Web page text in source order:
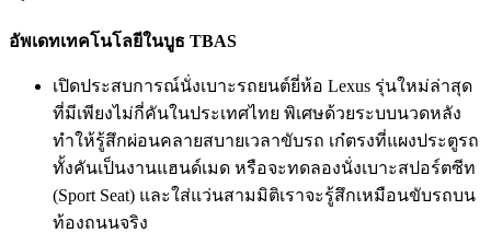
อัพเดทเทคโนโลยีในบูธ TBAS
เปิดประสบการณ์นั่งเบาะรถยนต์ยี่ห้อ Lexus รุ่นใหม่ล่าสุด
ที่มีเพียงไม่กี่คันในประเทศไทย พิเศษด้วยระบบนวดหลัง
ทำให้รู้สึกผ่อนคลายสบายเวลาขับรถ เก๋ตรงที่แผงประตูรถ
ทั้งคันเป็นงานแฮนด์เมด หรือจะทดลองนั่งเบาะสปอร์ตซีท
(Sport Seat) และใส่แว่นสามมิติเราจะรู้สึกเหมือนขับรถบน
ท้องถนนจริง